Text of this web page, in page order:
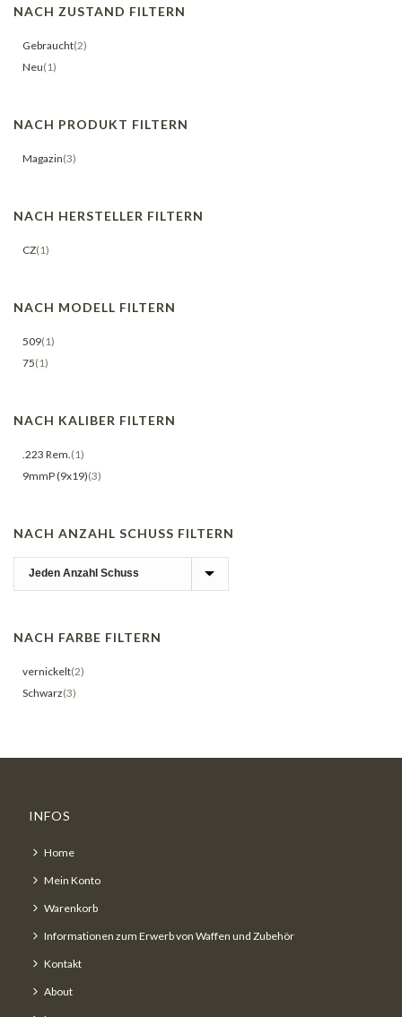
NACH ZUSTAND FILTERN
Gebraucht(2)
Neu(1)
NACH PRODUKT FILTERN
Magazin(3)
NACH HERSTELLER FILTERN
CZ(1)
NACH MODELL FILTERN
509(1)
75(1)
NACH KALIBER FILTERN
.223 Rem. (1)
9mmP (9x19)(3)
NACH ANZAHL SCHUSS FILTERN
NACH FARBE FILTERN
vernickelt(2)
Schwarz(3)
INFOS
Home
Mein Konto
Warenkorb
Informationen zum Erwerb von Waffen und Zubehör
Kontakt
About